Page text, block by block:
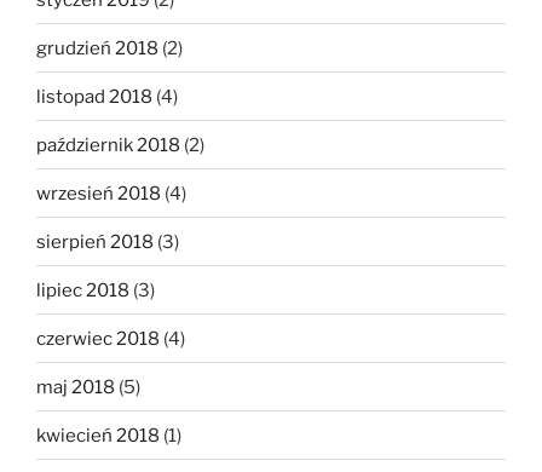
grudzień 2018 (2)
listopad 2018 (4)
październik 2018 (2)
wrzesień 2018 (4)
sierpień 2018 (3)
lipiec 2018 (3)
czerwiec 2018 (4)
maj 2018 (5)
kwiecień 2018 (1)